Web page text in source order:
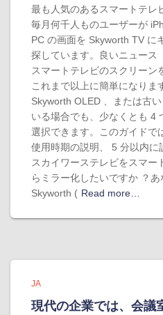
最も人気のあるスマートテレ
毎月何千人ものユーザーが
PC の画面を Skyworth TV に
探しています。良いニュース
スマートテレビのスクリーン
これまで以上に簡単になりま
Skyworth OLED 、または古
いる場合でも、少なくとも 4
選択できます。このガイドで
使用時期の説明、 5 分以内に
スカイワーステレビをスマー
らミラー化したいですか ？あ
Skyworth ( Read more…
JA
現代の企業では、会議